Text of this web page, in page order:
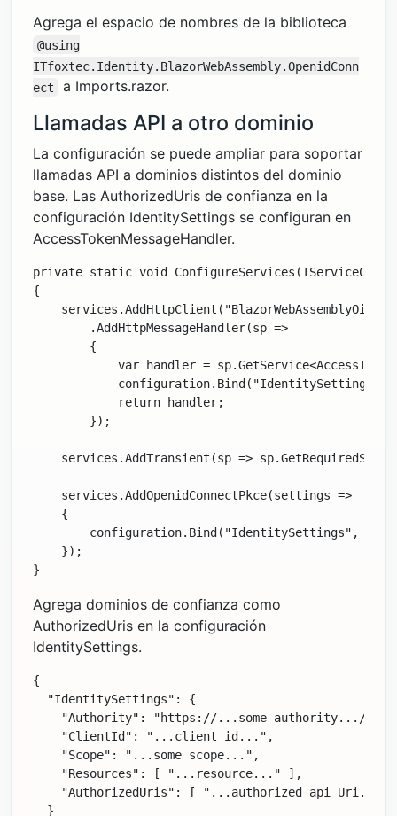
Agrega el espacio de nombres de la biblioteca
@using
ITfoxtec.Identity.BlazorWebAssembly.OpenidConn
ect
a Imports.razor.
Llamadas API a otro dominio
La configuración se puede ampliar para soportar
llamadas API a dominios distintos del dominio
base. Las AuthorizedUris de confianza en la
configuración IdentitySettings se configuran en
AccessTokenMessageHandler.
private static void
{
        .AddHttpMessageHandler(sp =>
        {
var handler =
configuration.Bind("IdentitySettings",
            return handler;
        });
services.AddTransient(sp =>
    services.AddOpenidConnectPkce(settings =>
    {
configuration.Bind("IdentitySettings",
    });
Agrega dominios de confianza como
AuthorizedUris en la configuración
IdentitySettings.
{
  "IdentitySettings": {
    "Authority": "https://...some authority.../",
    "ClientId": "...client id...",
    "Scope": "...some scope...",
    "Resources": [ "...resource..." ],
"AuthorizedUris": [ "...authorized api Uri..."
  }